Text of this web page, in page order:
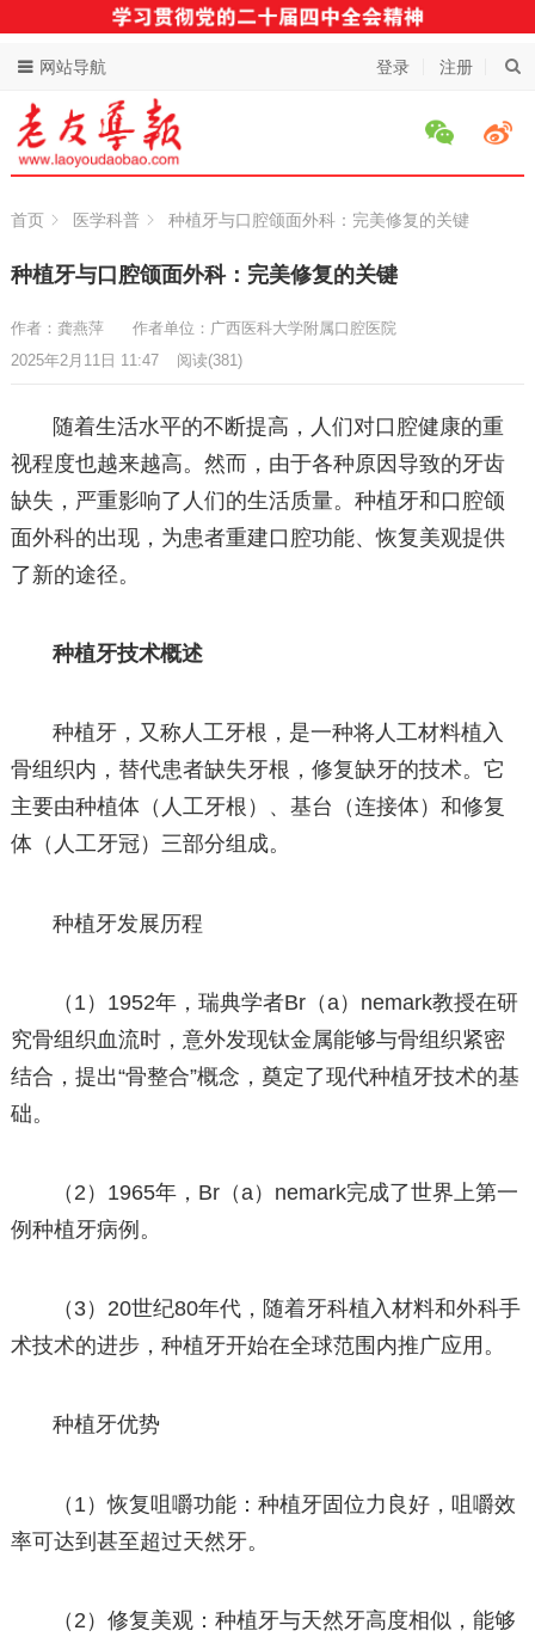
登录 注册
网站导航
首页 医学科普 种植牙与口腔颌面外科：完美修复的关键
种植牙与口腔颌面外科：完美修复的关键
作者：龚燕萍
作者单位：广西医科大学附属口腔医院
2025年2月11日 11:47
阅读(381)
随着生活水平的不断提高，人们对口腔健康的重
视程度也越来越高。然而，由于各种原因导致的牙齿
缺失，严重影响了人们的生活质量。种植牙和口腔颌
面外科的出现，为患者重建口腔功能、恢复美观提供
了新的途径。
种植牙技术概述
种植牙，又称人工牙根，是一种将人工材料植入
骨组织内，替代患者缺失牙根，修复缺牙的技术。它
主要由种植体（人工牙根）、基台（连接体）和修复
体（人工牙冠）三部分组成。
种植牙发展历程
（1）1952年，瑞典学者Br（a）nemark教授在研
究骨组织血流时，意外发现钛金属能够与骨组织紧密
结合，提出“骨整合”概念，奠定了现代种植牙技术的基
础。
（2）1965年，Br（a）nemark完成了世界上第一
例种植牙病例。
（3）20世纪80年代，随着牙科植入材料和外科手
术技术的进步，种植牙开始在全球范围内推广应用。
种植牙优势
（1）恢复咀嚼功能：种植牙固位力良好，咀嚼效
率可达到甚至超过天然牙。
（2）修复美观：种植牙与天然牙高度相似，能够